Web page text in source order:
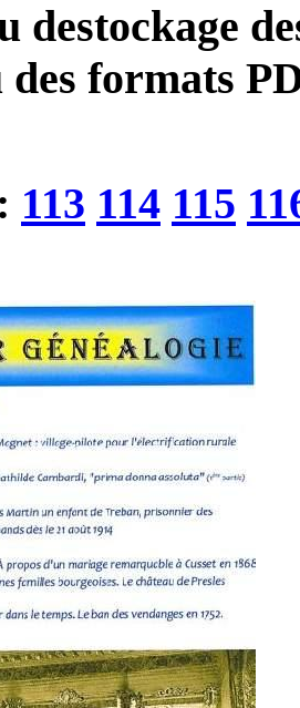
destockage
formats
113 114 115